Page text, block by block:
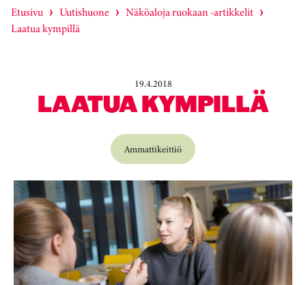
Etusivu Uutishuone
Näköaloja ruokaan -artikkelit
Laatua kympillä
19.4.2018
LAATUA KYMPILLÄ
Ammattikeittiö